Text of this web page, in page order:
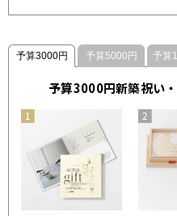
予算3000円 予算5000円 予算
予算3000円新築祝い